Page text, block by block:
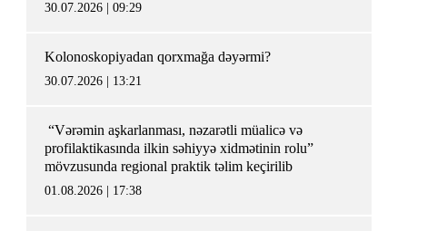
30.07.2026 | 09:29
Kolonoskopiyadan qorxmağa dəyərmi?
30.07.2026 | 13:21
“Vərəmin aşkarlanması, nəzarətli müalicə və
profilaktikasında ilkin səhiyyə xidmətinin rolu”
mövzusunda regional praktik təlim keçirilib
01.08.2026 | 17:38